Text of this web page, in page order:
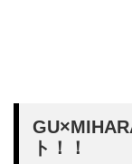
ト！！